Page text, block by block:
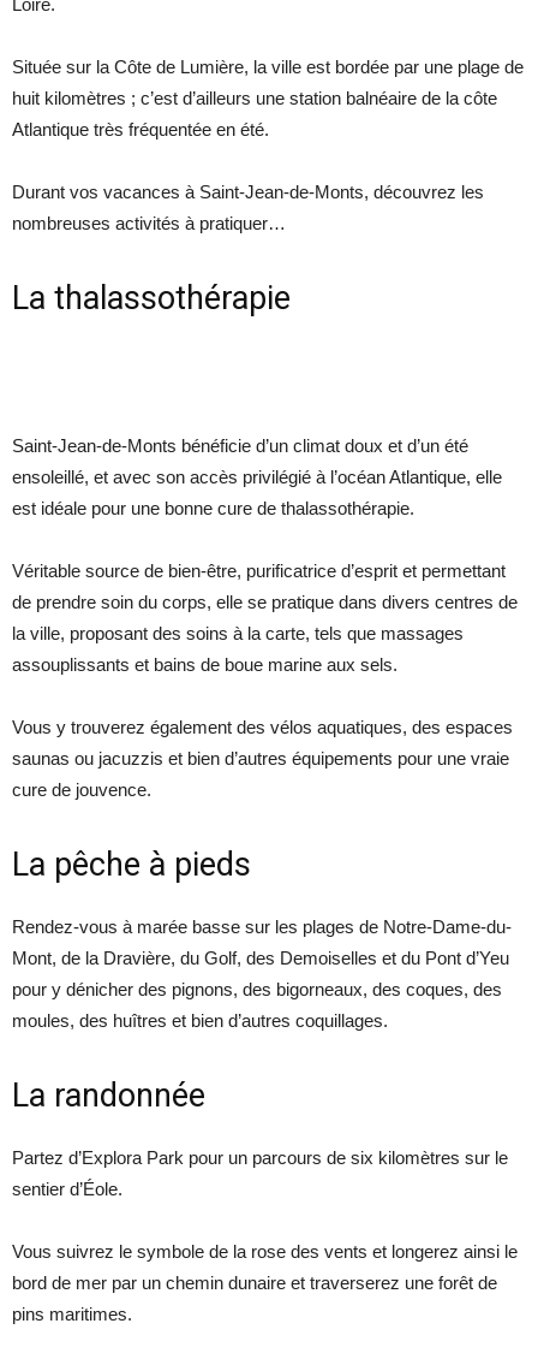
Loire.
Située sur la Côte de Lumière, la ville est bordée par une plage de
huit kilomètres ; c’est d’ailleurs une station balnéaire de la côte
Atlantique très fréquentée en été.
Durant vos vacances à Saint-Jean-de-Monts, découvrez les
nombreuses activités à pratiquer…
La thalassothérapie
Saint-Jean-de-Monts bénéficie d’un climat doux et d’un été
ensoleillé, et avec son accès privilégié à l’océan Atlantique, elle
est idéale pour une bonne cure de thalassothérapie.
Véritable source de bien-être, purificatrice d’esprit et permettant
de prendre soin du corps, elle se pratique dans divers centres de
la ville, proposant des soins à la carte, tels que massages
assouplissants et bains de boue marine aux sels.
Vous y trouverez également des vélos aquatiques, des espaces
saunas ou jacuzzis et bien d’autres équipements pour une vraie
cure de jouvence.
La pêche à pieds
Rendez-vous à marée basse sur les plages de Notre-Dame-du-
Mont, de la Dravière, du Golf, des Demoiselles et du Pont d’Yeu
pour y dénicher des pignons, des bigorneaux, des coques, des
moules, des huîtres et bien d’autres coquillages.
La randonnée
Partez d’Explora Park pour un parcours de six kilomètres sur le
sentier d’Éole.
Vous suivrez le symbole de la rose des vents et longerez ainsi le
bord de mer par un chemin dunaire et traverserez une forêt de
pins maritimes.